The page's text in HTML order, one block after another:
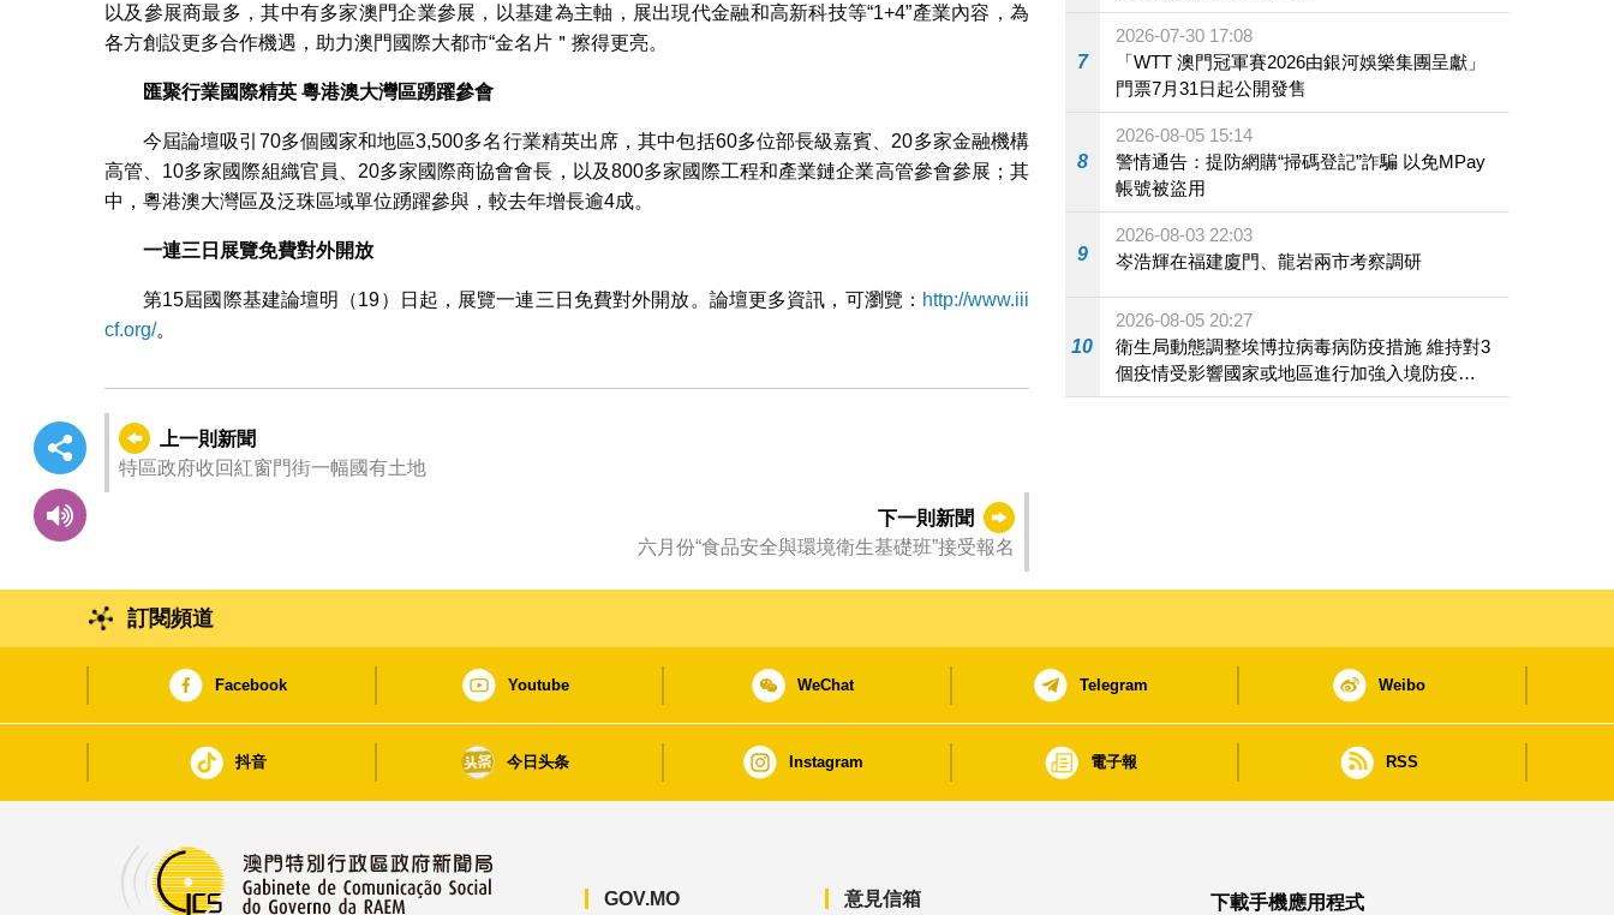
以及參展商最多，其中有多家澳門企業參展，以基建為主軸，展出現代金融和高新科技等“1+4”產業內容，為
各方創設更多合作機遇，助力澳門國際大都市“金名片＂擦得更亮。
匯聚行業國際精英 粵港澳大灣區踴躍參會
今屆論壇吸引70多個國家和地區3,500多名行業精英出席，其中包括60多位部長級嘉賓、20多家金融機構
高管、10多家國際組織官員、20多家國際商協會會長，以及800多家國際工程和產業鏈企業高管參會參展；其
中，粵港澳大灣區及泛珠區域單位踴躍參與，較去年增長逾4成。
一連三日展覽免費對外開放
第15屆國際基建論壇明（19）日起，展覽一連三日免費對外開放。論壇更多資訊，可瀏覽： http://www.iii
cf.org/。
上一則新聞
特區政府收回紅窗門街一幅國有土地
下一則新聞
六月份“食品安全與環境衛生基礎班”接受報名
7
2026-07-30 17:08
「WTT 澳門冠軍賽2026由銀河娛樂集團呈獻」
門票7月31日起公開發售
8
2026-08-05 15:14
警情通告：提防網購“掃碼登記”詐騙 以免MPay
帳號被盜用
9
2026-08-03 22:03
岑浩輝在福建廈門、龍岩兩市考察調研
10
2026-08-05 20:27
衛生局動態調整埃博拉病毒病防疫措施 維持對3
個疫情受影響國家或地區進行加強入境防疫措
施
訂閱頻道
Facebook Youtube WeChat Telegram Weibo
抖音 今日头条 Instagram 電子報 RSS
GOV.MO 意見信箱 下載手機應用程式